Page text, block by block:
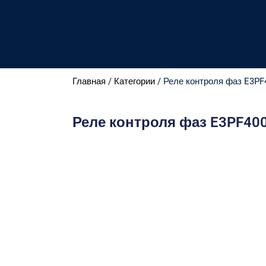
Главная / Категории / Реле контроля фаз
Реле контроля фаз